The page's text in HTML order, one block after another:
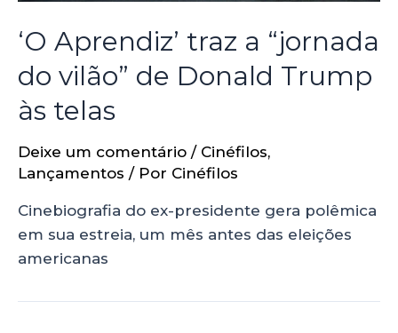
‘O Aprendiz’ traz a “jornada
do vilão” de Donald Trump
às telas
Deixe um comentário / Cinéfilos,
Lançamentos / Por Cinéfilos
Cinebiografia do ex-presidente gera polêmica
em sua estreia, um mês antes das eleições
americanas